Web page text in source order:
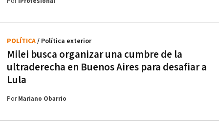
Milei busca organizar una cumbre de la
ultraderecha en Buenos Aires para desafiar a
Lula
POLÍTICA/ Política exterior
PorMariano Obarrio